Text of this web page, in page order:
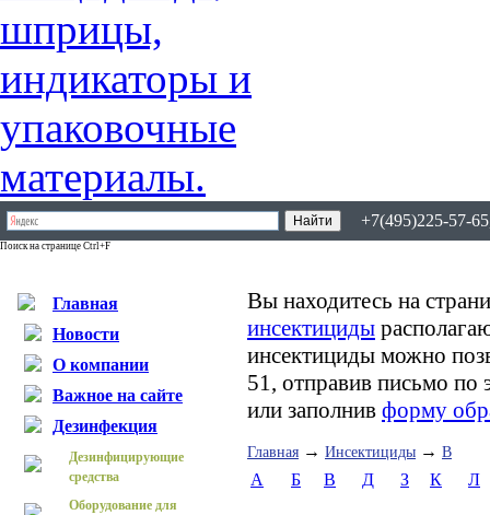
+7(495)225-57-
Поиск на странице Ctrl+F
Главная
Новости
О компании
Важное на сайте
Дезинфекция
Дезинфицирующие
средства
Оборудование для
Вы находитесь на
инсектициды
инсектициды можно
51, отправив письмо по
или заполнив форму
Главная → Инсектициды → В
А Б В Д З К Л